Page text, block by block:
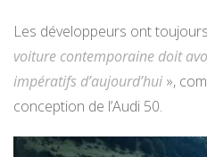
Les développeurs ont
voiture contemporaine doit
impératifs d’aujourd’hui »,
conception de l’Audi 50.